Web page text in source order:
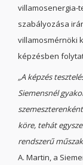
villamosenergia-
szabályozása
villamosmérnöki
képzésben
„A képzés
Siemensnél
köre, tehát
rendszerű
A. Martin, a